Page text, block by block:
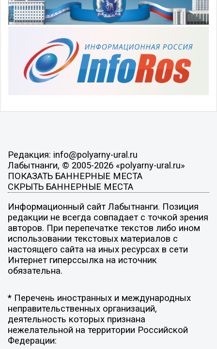
Редакция: info@polyarny-ural.ru
Лабытнанги, © 2005-2026 «polyarny-ural.ru»
ПОКАЗАТЬ БАННЕРНЫЕ МЕСТА
СКРЫТЬ БАННЕРНЫЕ МЕСТА
Информационный сайт Лабытнанги. Позиция
редакции не всегда совпадает с точкой зрения
авторов. При перепечатке текстов либо ином
использовании текстовых материалов с
настоящего сайта на иных ресурсах в сети
Интернет гиперссылка на источник
обязательна.
* Перечень иностранных и международных
неправительственных организаций,
деятельность которых признана
нежелательной на территории Российской
Федерации: